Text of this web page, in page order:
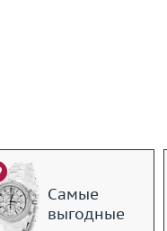
Самые
выгодные